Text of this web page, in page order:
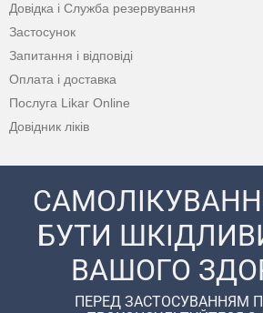
Довідка і Служба резервування
Застосунок
Запитання і відповіді
Оплата і доставка
Послуга Likar Online
Довідник ліків
БУТИ
ВАШОГО
ПЕРЕД ЗАСТОСУВАННЯМ